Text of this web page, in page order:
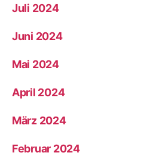
Juli 2024
Juni 2024
Mai 2024
April 2024
März 2024
Februar 2024